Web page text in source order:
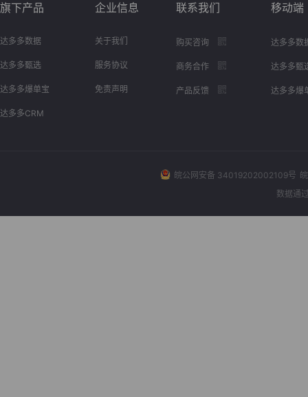
旗下产品
达多多数据
达多多甄选
达多多爆单宝
达多多CRM
企业信息
关于我们
服务协议
免责声明
联系我们
购买咨询
商务合作
产品反馈
移动端
达多多数
达多多甄
达多多爆
皖公网安备 34019202002109号
数据通